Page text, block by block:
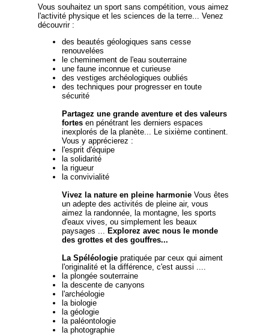
Vous souhaitez un sport sans compétition, vous aimez
l'activité physique et les sciences de la terre... Venez
découvrir :
des beautés géologiques sans cesse
renouvelées
le cheminement de l'eau souterraine
une faune inconnue et curieuse
des vestiges archéologiques oubliés
des techniques pour progresser en toute
sécurité
Partagez une grande aventure et des valeurs
fortesen pénétrant les derniers espaces
inexplorés de la planète... Le sixième continent.
Vous y apprécierez :
l'esprit d'équipe
la solidarité
la rigueur
la convivialité
Vivez la nature en pleine harmonieVous êtes
un adepte des activités de pleine air, vous
aimez la randonnée, la montagne, les sports
d'eaux vives, ou simplement les beaux
paysages ... Explorez avec nous le monde
des grottes et des gouffres...
La Spéléologiepratiquée par ceux qui aiment
l'originalité et la différence, c'est aussi ....
la plongée souterraine
la descente de canyons
l'archéologie
la biologie
la géologie
la paléontologie
la photographie